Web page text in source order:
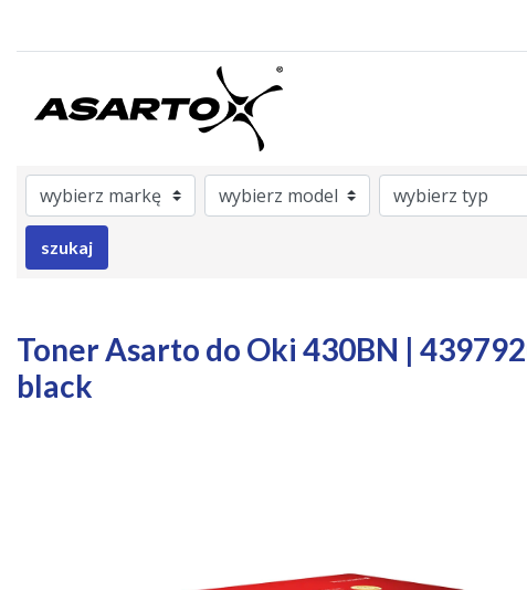
Brand
Color
szukaj
Toner Asarto do Oki 430BN |
black